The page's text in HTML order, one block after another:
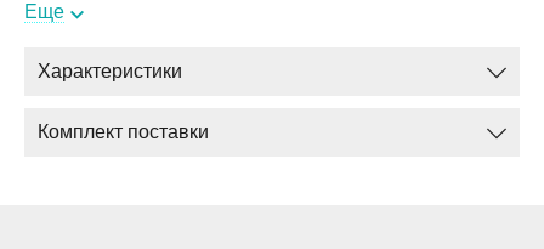
Микрофон
Кронштейн для мобильной установки
Еще
Характеристики
Комплект поставки